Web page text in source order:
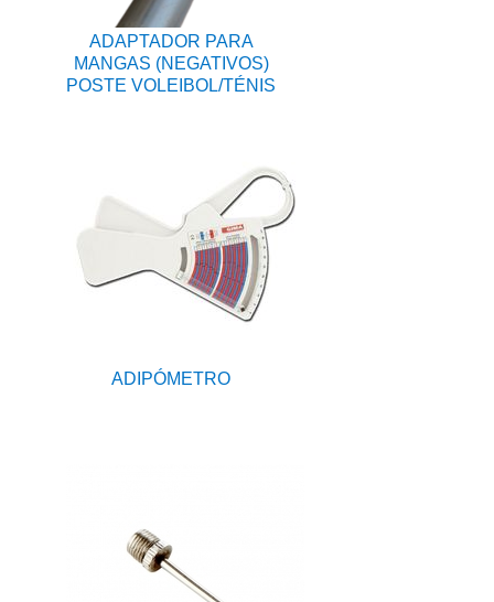
ADAPTADOR PARA
MANGAS (NEGATIVOS)
POSTE VOLEIBOL/TÉNIS
ADIPÓMETRO